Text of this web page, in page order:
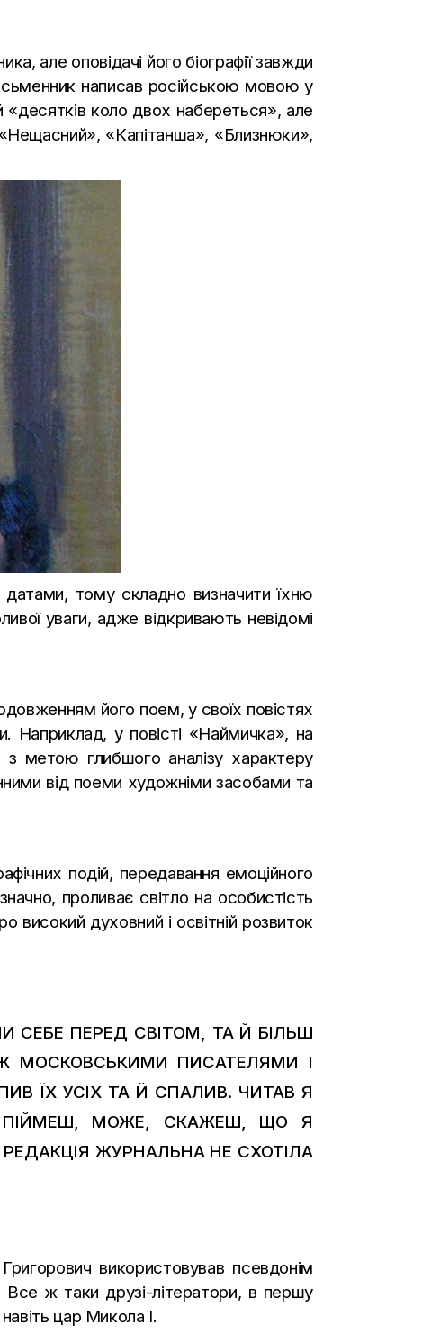
але оповідачі його біографії завжди
написав російською мовою у
коло двох набереться», але
«Капітанша», «Близнюки»,
тому складно визначити їхню
уваги, адже відкривають невідомі
його поем, у своїх повістях
Наприклад, у повісті «Наймичка», на
з метою глибшого аналізу характеру
від поеми художніми засобами та
подій, передавання емоційного
проливає світло на особистість
високий духовний і освітній розвиток
СЕБЕ ПЕРЕД СВІТОМ, ТА Й БІЛЬШ
МОСКОВСЬКИМИ ПИСАТЕЛЯМИ І
ЇХ УСІХ ТА Й СПАЛИВ. ЧИТАВ Я
ПІЙМЕШ, МОЖЕ, СКАЖЕШ, ЩО Я
ЖУРНАЛЬНА НЕ СХОТІЛА
використовував псевдонім
ж таки друзі-літератори, в першу
цар Микола І.